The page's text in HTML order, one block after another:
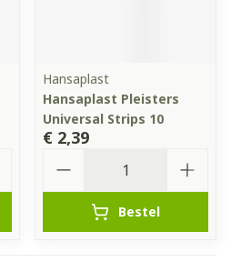
Hansaplast
Hansaplast Pleisters
Universal Strips 10
€ 2,39
Bestel